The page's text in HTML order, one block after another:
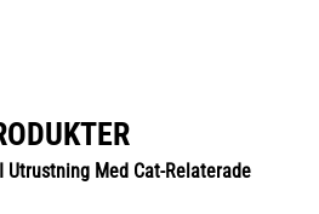
Med Cat-Relaterade